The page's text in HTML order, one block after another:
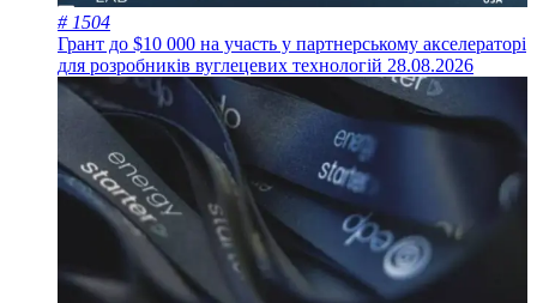
# 1504
Грант до $10 000 на участь у партнерському акселераторі
для розробників вуглецевих технологій 28.08.2026